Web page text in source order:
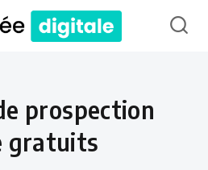
prospection
gratuits